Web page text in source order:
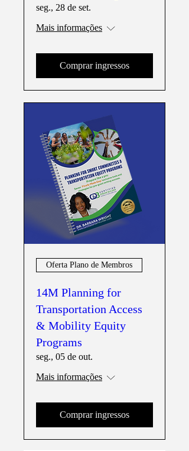
seg., 28 de set.
Mais informações
Comprar ingressos
Oferta Plano de Membros
14M Planning for
Transportation Access
& Mobility Equity
Programs
seg., 05 de out.
Mais informações
Comprar ingressos